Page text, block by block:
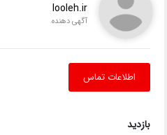
looleh.ir
آگهی دهنده
اطلاعات تماس
بازدید